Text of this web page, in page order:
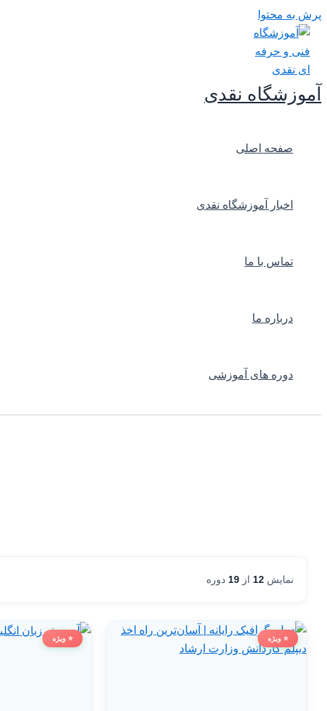
پرش به محتوا
آموزشگاه نقدی
صفحه اصلی
اخبار آموزشگاه نقدی
تماس با ما
درباره ما
دوره های آموزشی
نمایش 12 از 19 دوره
⭐ ویژه ⭐ ویژه